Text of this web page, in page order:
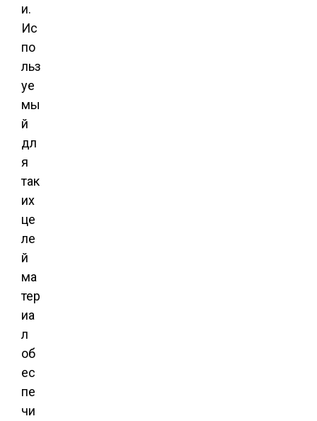
и.
Ис
по
льз
уе
мы
й
дл
я
так
их
це
ле
й
ма
тер
иа
л
об
ес
пе
чи